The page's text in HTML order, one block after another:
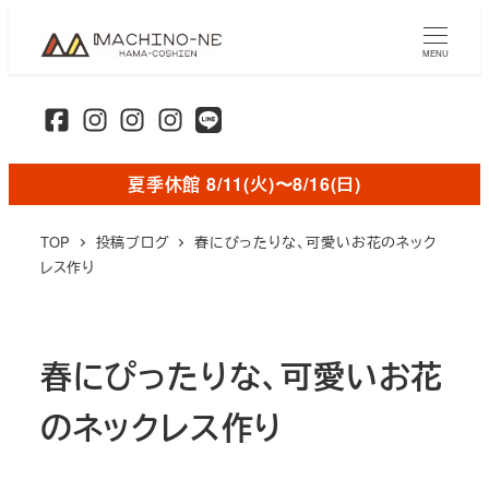
ン
MENU
夏季休館 8/11(火)〜8/16(日)
TOP 投稿ブログ
春にぴったりな、可愛いお花のネック
レス作り
春にぴったりな、可愛いお花
のネックレス作り